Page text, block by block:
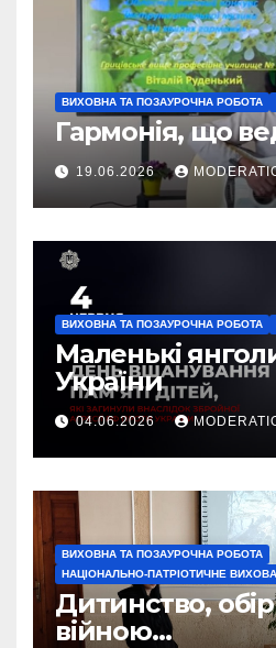
ВИХОВНА ТА ПОЗАУРОЧНА РОБОТА
Гармонія, що
19.06.2026
ВИХОВНА ТА ПОЗАУРОЧНА РОБОТА
Маленькі
України
04.06.2026
ВИХОВНА ТА ПОЗАУРОЧНА РОБОТА
НАЦІОНАЛЬНО-ПАТРІОТИЧНЕ
Дитинство,
війною…